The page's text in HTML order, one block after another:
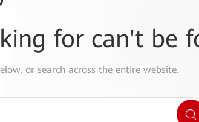
for can't be
or search across the entire website.